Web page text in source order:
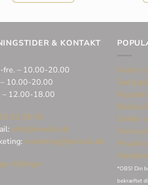
& KONTAKT
fre. – 10.00-20.00
10.00-20.00
– 12.00-18.00
62 06 45
info@bonells.dk
marketing@bonells.dk
stillinger
Huller i
Sælg
Unikke
*OBS! Din
bekræftet